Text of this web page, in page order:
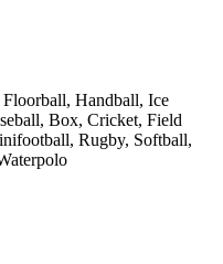
Handball, Ice
Box, Cricket, Field
Rugby, Softball,